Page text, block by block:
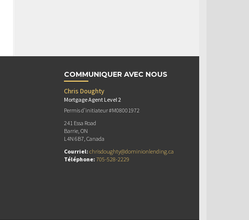
COMMUNIQUER AVEC NOUS
Chris Doughty
Mortgage Agent Level 2
Permis d’initiateur #M08001972
241 Essa Road
Barrie, ON
L4N 6B7, Canada
Courriel: chrisdoughty@dominionlending.ca
Téléphone: 705-528-2229